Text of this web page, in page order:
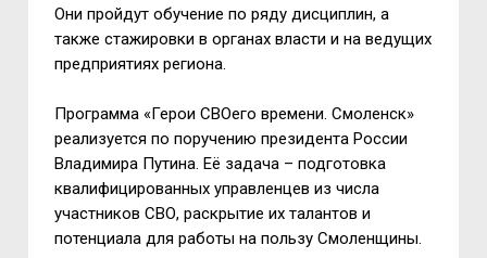
Они пройдут обучение по ряду дисциплин, а
также стажировки в органах власти и на ведущих
предприятиях региона.
Программа «Герои СВОего времени. Смоленск»
реализуется по поручению президента России
Владимира Путина. Её задача – подготовка
квалифицированных управленцев из числа
участников СВО, раскрытие их талантов и
потенциала для работы на пользу Смоленщины.